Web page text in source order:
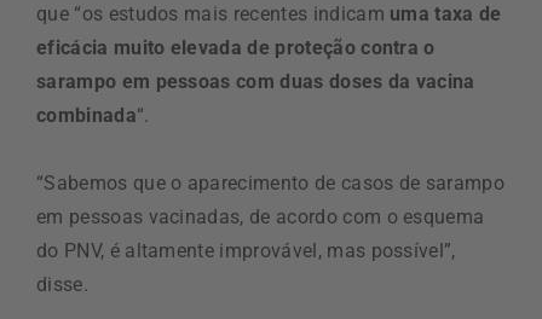
que “os estudos mais recentes indicam uma taxa de
eficácia muito elevada de proteção contra o
sarampo em pessoas com duas doses da vacina
combinada“.
“Sabemos que o aparecimento de casos de sarampo
em pessoas vacinadas, de acordo com o esquema
do PNV, é altamente improvável, mas possível”,
disse.